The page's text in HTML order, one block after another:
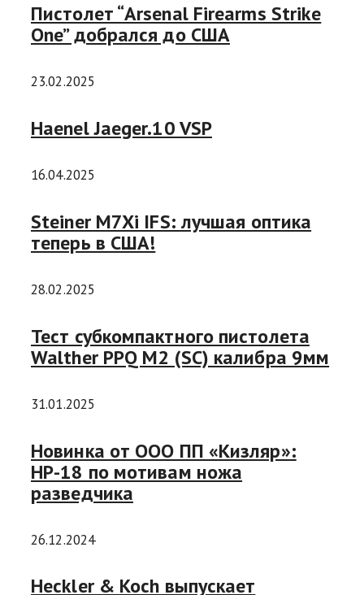
Пистолет “Arsenal Firearms Strike
One” добрался до США
23.02.2025
Haenel Jaeger.10 VSP
16.04.2025
Steiner M7Xi IFS: лучшая оптика
теперь в США!
28.02.2025
Тест субкомпактного пистолета
Walther PPQ M2 (SC) калибра 9мм
31.01.2025
Новинка от ООО ПП «Кизляр»:
НР-18 по мотивам ножа
разведчика
26.12.2024
Heckler & Koch выпускает